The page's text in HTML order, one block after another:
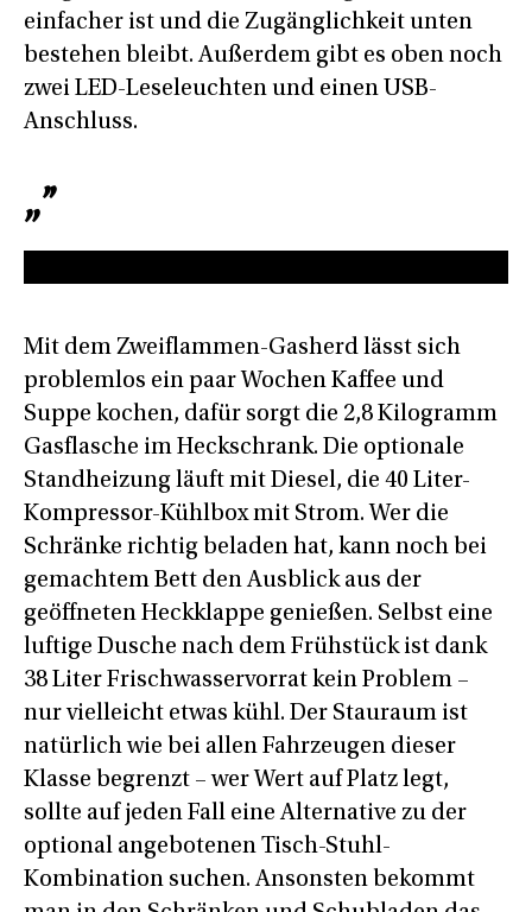
einfacher ist und die Zugänglichkeit unten
bestehen bleibt. Außerdem gibt es oben noch
zwei LED-Leseleuchten und einen USB-
Anschluss.
Mit dem Zweiflammen-Gasherd lässt sich
problemlos ein paar Wochen Kaffee und
Suppe kochen, dafür sorgt die 2,8 Kilogramm
Gasflasche im Heckschrank. Die optionale
Standheizung läuft mit Diesel, die 40 Liter-
Kompressor-Kühlbox mit Strom. Wer die
Schränke richtig beladen hat, kann noch bei
gemachtem Bett den Ausblick aus der
geöffneten Heckklappe genießen. Selbst eine
luftige Dusche nach dem Frühstück ist dank
38 Liter Frischwasservorrat kein Problem –
nur vielleicht etwas kühl. Der Stauraum ist
natürlich wie bei allen Fahrzeugen dieser
Klasse begrenzt – wer Wert auf Platz legt,
sollte auf jeden Fall eine Alternative zu der
optional angebotenen Tisch-Stuhl-
Kombination suchen. Ansonsten bekommt